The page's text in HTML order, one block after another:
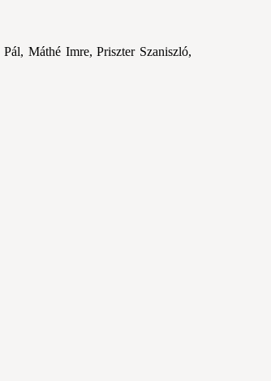
Pál, Máthé Imre, Priszter Szaniszló,